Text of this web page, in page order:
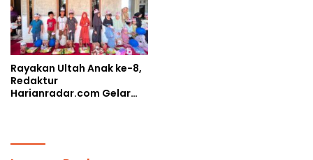
Rayakan Ultah Anak ke-8,
Redaktur
Harianradar.com Gelar